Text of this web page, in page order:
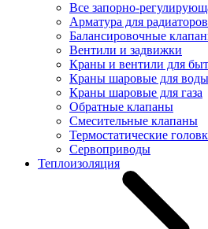
Все запорно-
Арматура для радиаторов
Балансировочные
Вентили и задвижки
Краны и вентили для
Краны шаровые для воды
Краны шаровые для газа
Обратные клапаны
Смесительные клапаны
Термостатические
Сервоприводы
Теплоизоляция